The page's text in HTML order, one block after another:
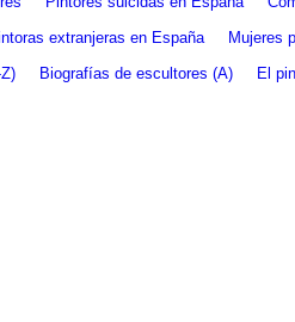
extranjeras en España Mujeres
Biografías de escultores (A) El